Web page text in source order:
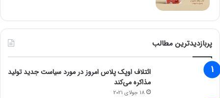
پربازدیدترین مطالب
ائتلاف اوپک پلاس امروز در مورد سیاست جدید تولید
مذاکره می‌کند
18 جولای 2021